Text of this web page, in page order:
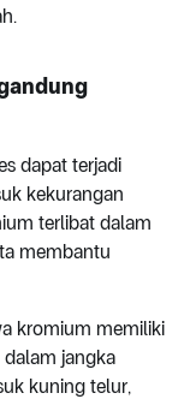
dapat terjadi
kekurangan
terlibat dalam
membantu
kromium memiliki
jangka
kuning telur,